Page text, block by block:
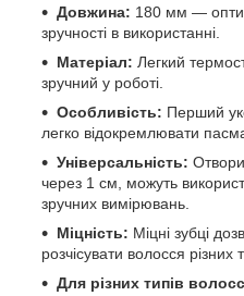
Довжина: 180 мм —
зручності в використанні.
Матеріал: Легкий
зручний у роботі.
Особливість: Перший
легко відокремлювати
Універсальність:
через 1 см, можуть
зручних вимірювань.
Міцність: Міцні зубці
розчісувати волосся різних
Для різних типів